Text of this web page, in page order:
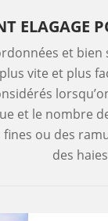
ELAGAGE
et
vite et plus
et le nombre
fines ou des
des